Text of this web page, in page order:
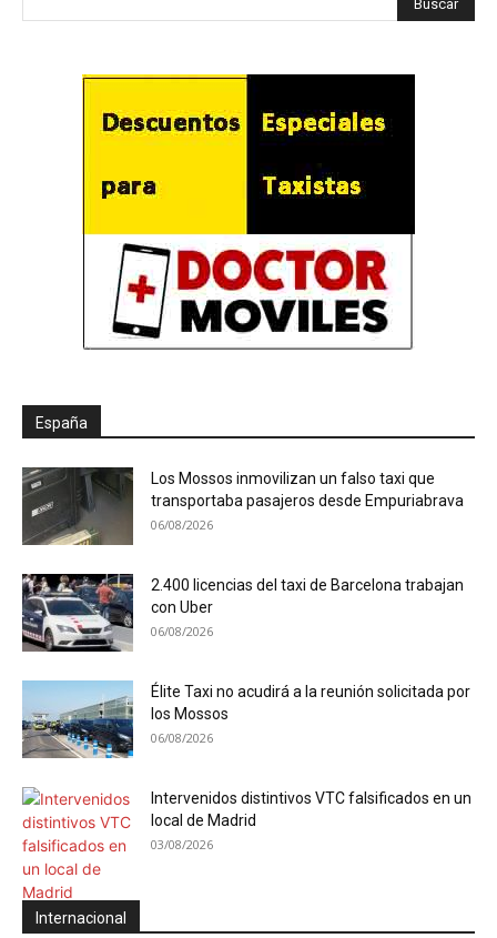
España
Los Mossos inmovilizan un falso taxi que
transportaba pasajeros desde Empuriabrava
06/08/2026
2.400 licencias del taxi de Barcelona trabajan
con Uber
06/08/2026
Élite Taxi no acudirá a la reunión solicitada por
los Mossos
06/08/2026
Intervenidos distintivos VTC falsificados en un
local de Madrid
03/08/2026
Internacional